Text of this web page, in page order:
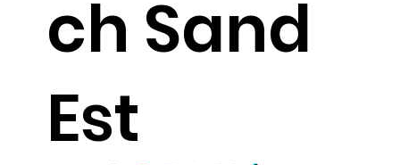
ch Sand
Est